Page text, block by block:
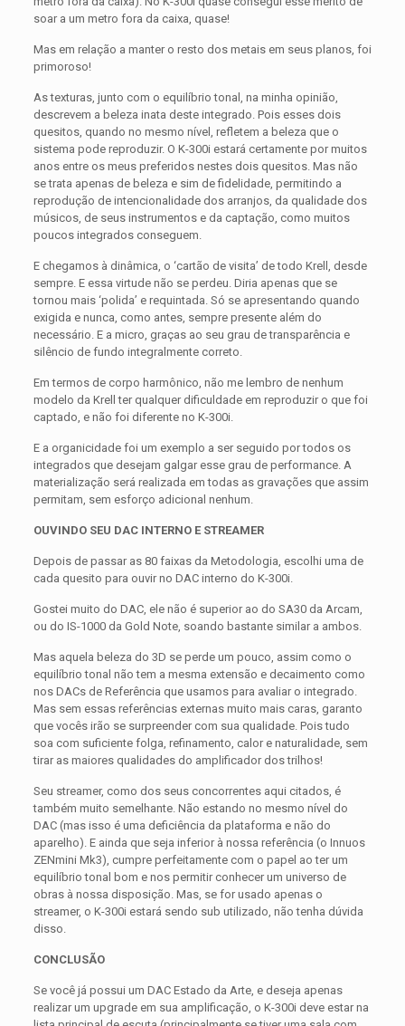
soar a um metro fora da caixa, quase!
Mas em relação a manter o resto dos metais em seus planos, foi
primoroso!
As texturas, junto com o equilíbrio tonal, na minha opinião,
descrevem a beleza inata deste integrado. Pois esses dois
quesitos, quando no mesmo nível, refletem a beleza que o
sistema pode reproduzir. O K-300i estará certamente por muitos
anos entre os meus preferidos nestes dois quesitos. Mas não
se trata apenas de beleza e sim de fidelidade, permitindo a
reprodução de intencionalidade dos arranjos, da qualidade dos
músicos, de seus instrumentos e da captação, como muitos
poucos integrados conseguem.
E chegamos à dinâmica, o ‘cartão de visita’ de todo Krell, desde
sempre. E essa virtude não se perdeu. Diria apenas que se
tornou mais ‘polida’ e requintada. Só se apresentando quando
exigida e nunca, como antes, sempre presente além do
necessário. E a micro, graças ao seu grau de transparência e
silêncio de fundo integralmente correto.
Em termos de corpo harmônico, não me lembro de nenhum
modelo da Krell ter qualquer dificuldade em reproduzir o que foi
captado, e não foi diferente no K-300i.
E a organicidade foi um exemplo a ser seguido por todos os
integrados que desejam galgar esse grau de performance. A
materialização será realizada em todas as gravações que assim
permitam, sem esforço adicional nenhum.
OUVINDO SEU DAC INTERNO E STREAMER
Depois de passar as 80 faixas da Metodologia, escolhi uma de
cada quesito para ouvir no DAC interno do K-300i.
Gostei muito do DAC, ele não é superior ao do SA30 da Arcam,
ou do IS-1000 da Gold Note, soando bastante similar a ambos.
Mas aquela beleza do 3D se perde um pouco, assim como o
equilíbrio tonal não tem a mesma extensão e decaimento como
nos DACs de Referência que usamos para avaliar o integrado.
Mas sem essas referências externas muito mais caras, garanto
que vocês irão se surpreender com sua qualidade. Pois tudo
soa com suficiente folga, refinamento, calor e naturalidade, sem
tirar as maiores qualidades do amplificador dos trilhos!
Seu streamer, como dos seus concorrentes aqui citados, é
também muito semelhante. Não estando no mesmo nível do
DAC (mas isso é uma deficiência da plataforma e não do
aparelho). E ainda que seja inferior à nossa referência (o Innuos
ZENmini Mk3), cumpre perfeitamente com o papel ao ter um
equilíbrio tonal bom e nos permitir conhecer um universo de
obras à nossa disposição. Mas, se for usado apenas o
streamer, o K-300i estará sendo sub utilizado, não tenha dúvida
disso.
CONCLUSÃO
Se você já possui um DAC Estado da Arte, e deseja apenas
realizar um upgrade em sua amplificação, o K-300i deve estar na